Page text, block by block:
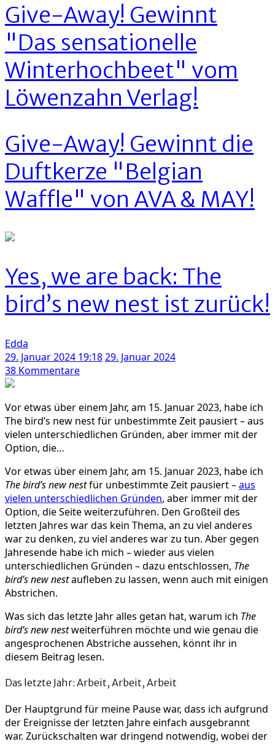
Give-Away! Gewinnt
"Das sensationelle
Winterhochbeet" vom
Löwenzahn Verlag!
Give-Away! Gewinnt die
Duftkerze "Belgian
Waffle" von AVA & MAY!
Yes, we are back: The
bird’s new nest ist zurück!
Edda
29. Januar 2024 19:1829. Januar 2024
38 Kommentarezu
are
back:
The
new
nest
ist
zurück!
Vor etwas über einem Jahr, am 15. Januar 2023, habe ich
The bird’s new nest für unbestimmte Zeit pausiert – aus
vielen unterschiedlichen Gründen, aber immer mit der
Option, die…
Vor etwas über einem Jahr, am 15. Januar 2023, habe ich
The bird’s new nestfür unbestimmte Zeit pausiert –aus
vielen unterschiedlichen Gründen, aber immer mit der
Option, die Seite weiterzuführen. Den Großteil des
letzten Jahres war das kein Thema, an zu viel anderes
war zu denken, zu viel anderes war zu tun. Aber gegen
Jahresende habe ich mich – wieder aus vielen
unterschiedlichen Gründen – dazu entschlossen, The
bird’s new nestaufleben zu lassen, wenn auch mit einigen
Abstrichen.
Was sich das letzte Jahr alles getan hat, warum ich The
bird’s new nestweiterführen möchte und wie genau die
angesprochenen Abstriche aussehen, könnt ihr in
diesem Beitrag lesen.
Das letzte Jahr: Arbeit, Arbeit, Arbeit
Der Hauptgrund für meine Pause war, dass ich aufgrund
der Ereignisse der letzten Jahre einfach ausgebrannt
war. Zurückschalten war dringend notwendig, wobei der